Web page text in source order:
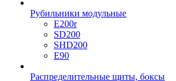
Рубильники модульные
E200r
SD200
SHD200
E90
Распределительные щиты, боксы